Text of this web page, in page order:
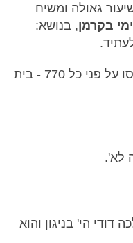
גאולה ומשיח
בקרמן, בנושא:
כרגיל בליל שישי התוועדויות נפרסו על פני כל 770 - בית
לא'.
הי' בניגון והוא